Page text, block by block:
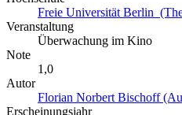
Freie Universität Berlin
Veranstaltung
Überwachung im Kino
Note
1,0
Autor
Florian Norbert Bischoff
Erscheinungsjahr